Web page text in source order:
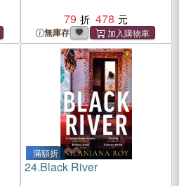
79
478
無庫存
滿額折
24.Black River